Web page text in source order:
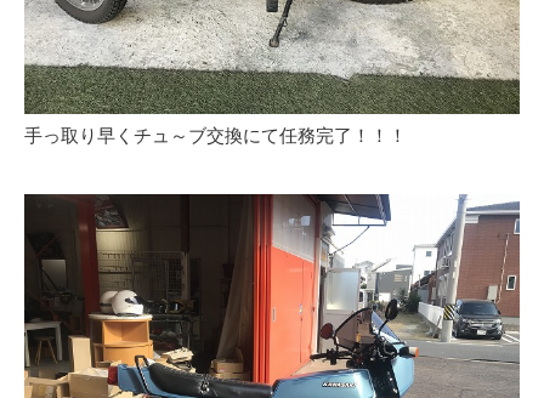
手っ取り早くチュ～ブ交換にて任務完了！！！